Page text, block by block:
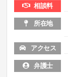
相談料
所在地
アクセス
弁護士